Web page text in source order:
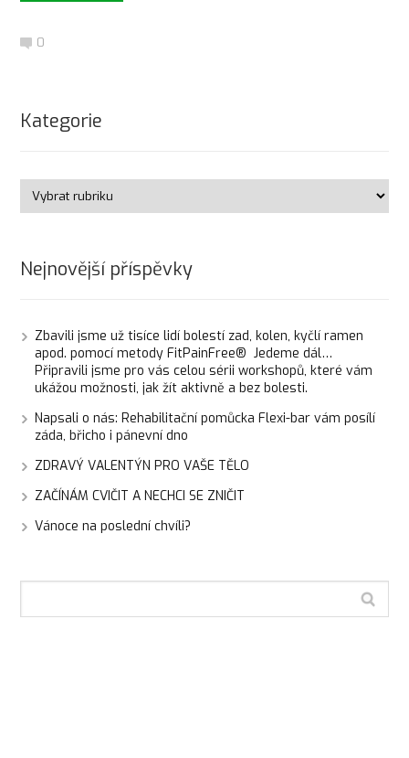
0
Kategorie
Nejnovější příspěvky
Zbavili jsme už tisíce lidí bolestí zad, kolen, kyčlí ramen
apod. pomocí metody FitPainFree® Jedeme dál…
Připravili jsme pro vás celou sérii workshopů, které vám
ukážou možnosti, jak žít aktivně a bez bolesti.
Napsali o nás: Rehabilitační pomůcka Flexi-bar vám posílí
záda, břicho i pánevní dno
ZDRAVÝ VALENTÝN PRO VAŠE TĚLO
ZAČÍNÁM CVIČIT A NECHCI SE ZNIČIT
Vánoce na poslední chvíli?